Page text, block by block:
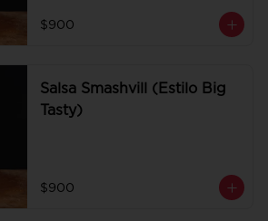
$900
Salsa Smashvill (Estilo Big
Tasty)
$900